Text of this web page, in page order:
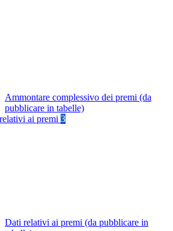
Ammontare complessivo dei premi (da
pubblicare in tabelle)
ai premi 3
Dati relativi ai premi (da pubblicare in